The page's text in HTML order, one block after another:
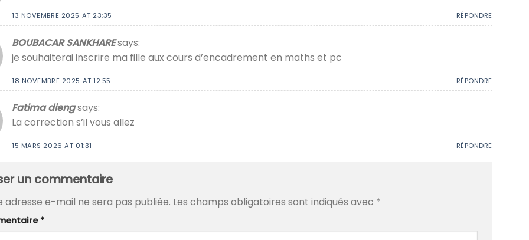
13 NOVEMBRE 2025 AT 23:35 RÉPONDRE
BOUBACAR SANKHAREsays:
je souhaiterai inscrire ma fille aux cours d’encadrement en maths et pc
18 NOVEMBRE 2025 AT 12:55 RÉPONDRE
Fatima diengsays:
La correction s’il vous allez
15 MARS 2026 AT 01:31 RÉPONDRE
un commentaire
adresse e-mail ne sera pas publiée. Les champs obligatoires sont indiqués avec *
*